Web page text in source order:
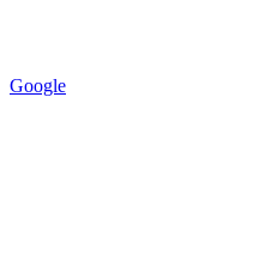
Google